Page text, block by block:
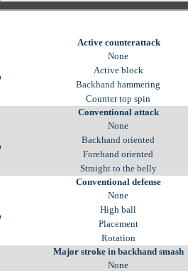
Active counterattack
None
Active block
Backhand hammering
Counter top spin
Conventional attack
None
Backhand oriented
Forehand oriented
Straight to the belly
Conventional defense
None
High ball
Placement
Rotation
Major stroke in backhand smash
None